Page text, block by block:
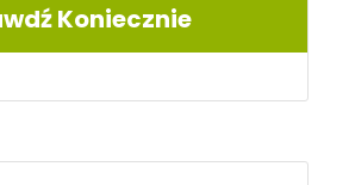
Koniecznie